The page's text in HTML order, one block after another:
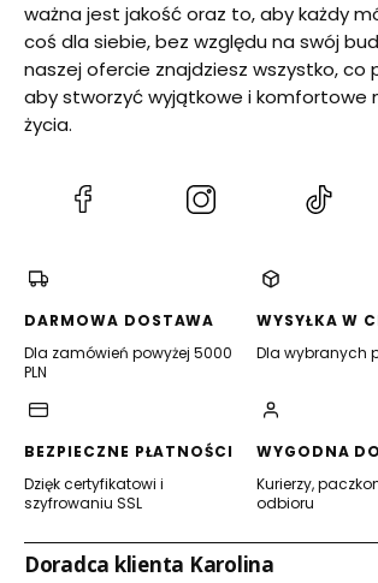
ważna jest jakość oraz to, aby każdy
coś dla siebie, bez względu na swój
naszej ofercie znajdziesz wszystko, co
aby stworzyć wyjątkowe i komfortowe
życia.
(Otwiera
nowej
DARMOWA DOSTAWA
Dla zamówień powyżej 5000
PLN
WYSYŁKA W
Dla wybranych
BEZPIECZNE PŁATNOŚCI
Dzięk certyfikatowi i
szyfrowaniu SSL
WYGODNA
Kurierzy,
odbioru
Doradca klienta Karolina